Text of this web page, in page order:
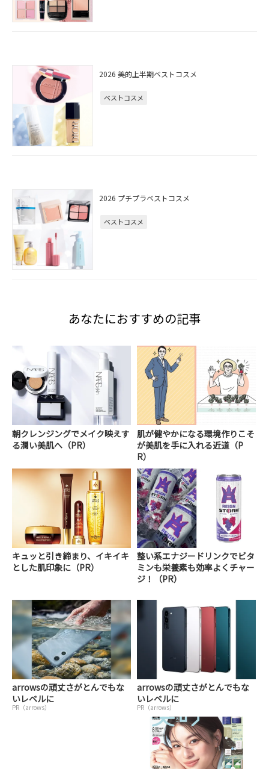
2026 美的上半期ベストコスメ
ベストコスメ
2026 プチプラベストコスメ
ベストコスメ
あなたにおすすめの記事
朝クレンジングでメイク映えす
る潤い美肌へ（PR）
肌が健やかになる環境作りこそ
が美肌を手に入れる近道（P
R）
キュッと引き締まり、イキイキ
とした肌印象に（PR）
整い系エナジードリンクでビタ
ミンも栄養素も効率よくチャー
ジ！（PR）
arrowsの頑丈さがとんでもな
いレベルに
PR（arrows）
arrowsの頑丈さがとんでもな
いレベルに
PR（arrows）